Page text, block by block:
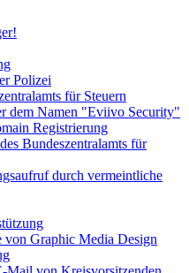
Polizei
für Steuern
dem Namen "Eviivo Security"
Registrierung
Bundeszentralamts für
durch vermeintliche
von Graphic Media Design